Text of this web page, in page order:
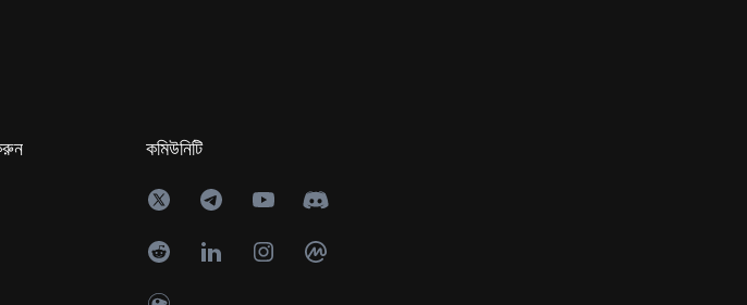
কমিউনিটি